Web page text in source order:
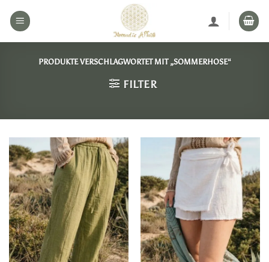
Inhalt
PRODUKTE VERSCHLAGWORTET MIT „SOMMERHOSE“
FILTER